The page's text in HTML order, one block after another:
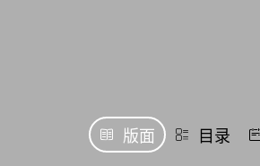
版面 目录